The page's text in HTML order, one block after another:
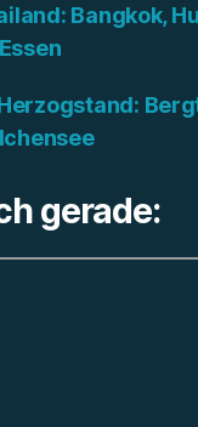
Bangkok,
gerade: